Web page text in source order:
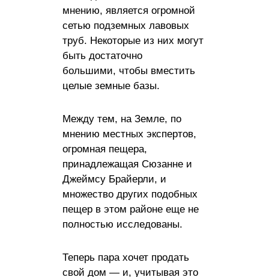
мнению, является огромной
сетью подземных лавовых
труб. Некоторые из них могут
быть достаточно
большими, чтобы вместить
целые земные базы.
Между тем, на Земле, по
мнению местных экспертов,
огромная пещера,
принадлежащая Сюзанне и
Джеймсу Брайерли, и
множество других подобных
пещер в этом районе еще не
полностью исследованы.
Теперь пара хочет продать
свой дом — и, учитывая это